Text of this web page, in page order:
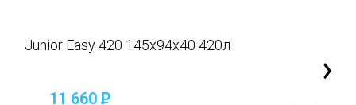
Junior Easy 420 145x94x40 420л
11 660 P